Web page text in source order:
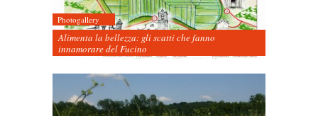
Photogallery
Alimenta la bellezza: gli scatti che fanno
innamorare del Fucino